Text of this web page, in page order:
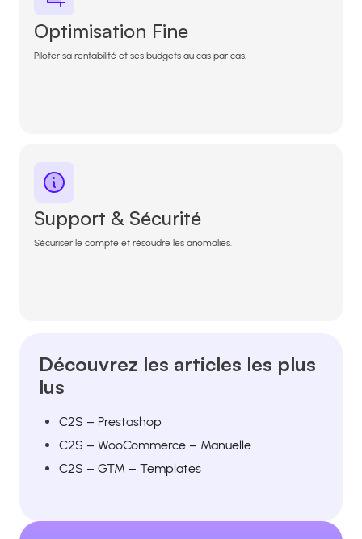
Optimisation Fine
Piloter sa rentabilité et ses budgets au cas par cas.
Support & Sécurité
Sécuriser le compte et résoudre les anomalies.
Découvrez les articles les plus
lus
C2S – Prestashop
C2S – WooCommerce – Manuelle
C2S – GTM – Templates